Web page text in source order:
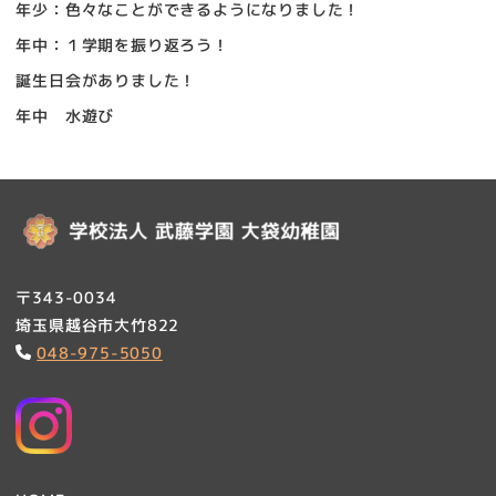
年少：色々なことができるようになりました！
年中：１学期を振り返ろう！
誕生日会がありました！
年中 水遊び
〒343-0034
埼玉県越谷市大竹822
048-975-5050